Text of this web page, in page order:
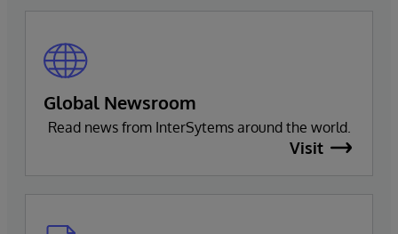
Global Newsroom
Read news from InterSytems around the world.
Visit